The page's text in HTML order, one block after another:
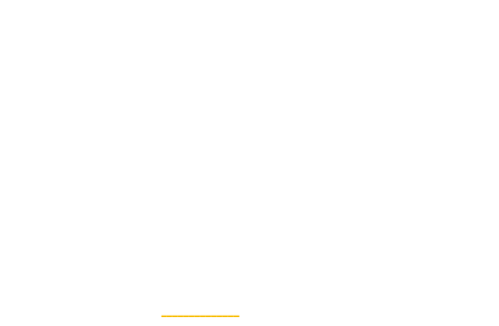
ــــــــــــــ